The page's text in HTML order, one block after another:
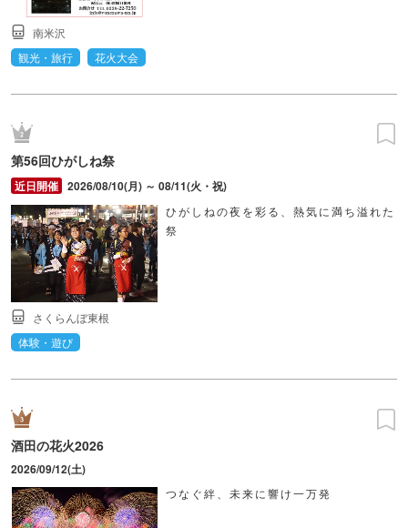
南米沢
観光・旅行
花火大会
第56回ひがしね祭
2026/08/10(月) ～ 08/11(火・祝)
ひがしねの夜を彩る、熱気に満ち溢れた
祭
さくらんぼ東根
体験・遊び
酒田の花火2026
2026/09/12(土)
つなぐ絆、未来に響け一万発